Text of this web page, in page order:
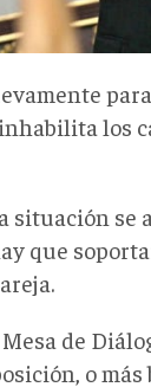
los
se
que
de
o